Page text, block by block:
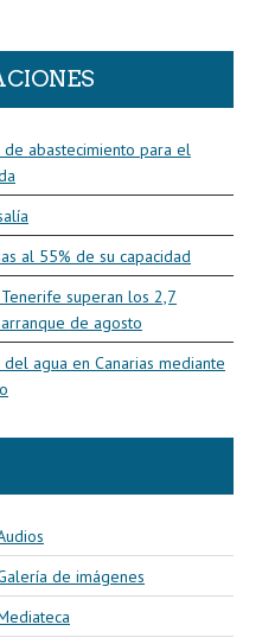
de abastecimiento para el
al 55% de su capacidad
superan los 2,7
de agosto
agua en Canarias mediante
de imágenes